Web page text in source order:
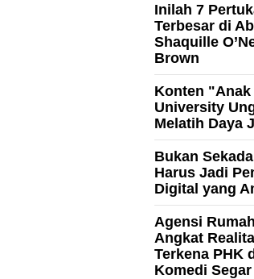
Inilah 7
Terbesar di
Shaquille
Brown
Konten "Anak
University
Melatih Daya
Bukan
Harus Jadi
Digital yang
Agensi
Angkat
Terkena PHK
Komedi Segar